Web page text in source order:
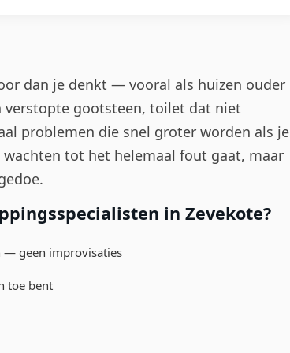
dan je denkt — vooral als huizen ouder
verstopte gootsteen, toilet dat niet
problemen die snel groter worden als je
tot het helemaal fout gaat, maar
in Zevekote?
— geen improvisaties
toe bent